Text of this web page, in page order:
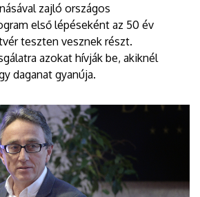
zajló országos
első lépéseként az 50 év
teszten vesznek részt.
azokat hívják be, akiknél
daganat gyanúja.